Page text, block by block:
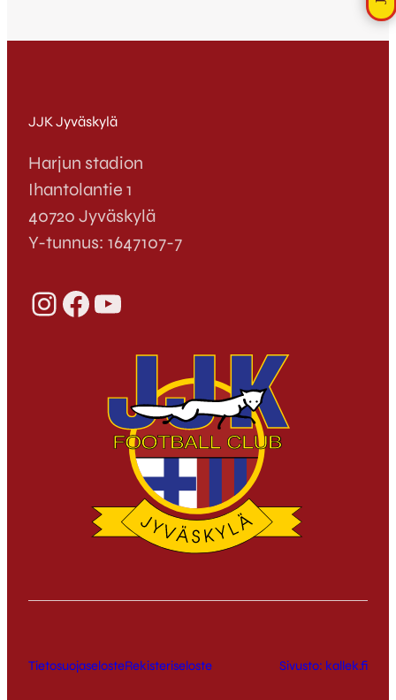
JJK Jyväskylä
Harjun stadion
Ihantolantie 1
40720 Jyväskylä
Y-tunnus: 1647107-7
InstagramFacebook YouTube
TietosuojaselosteRekisteriseloste Sivusto: kallek.fi